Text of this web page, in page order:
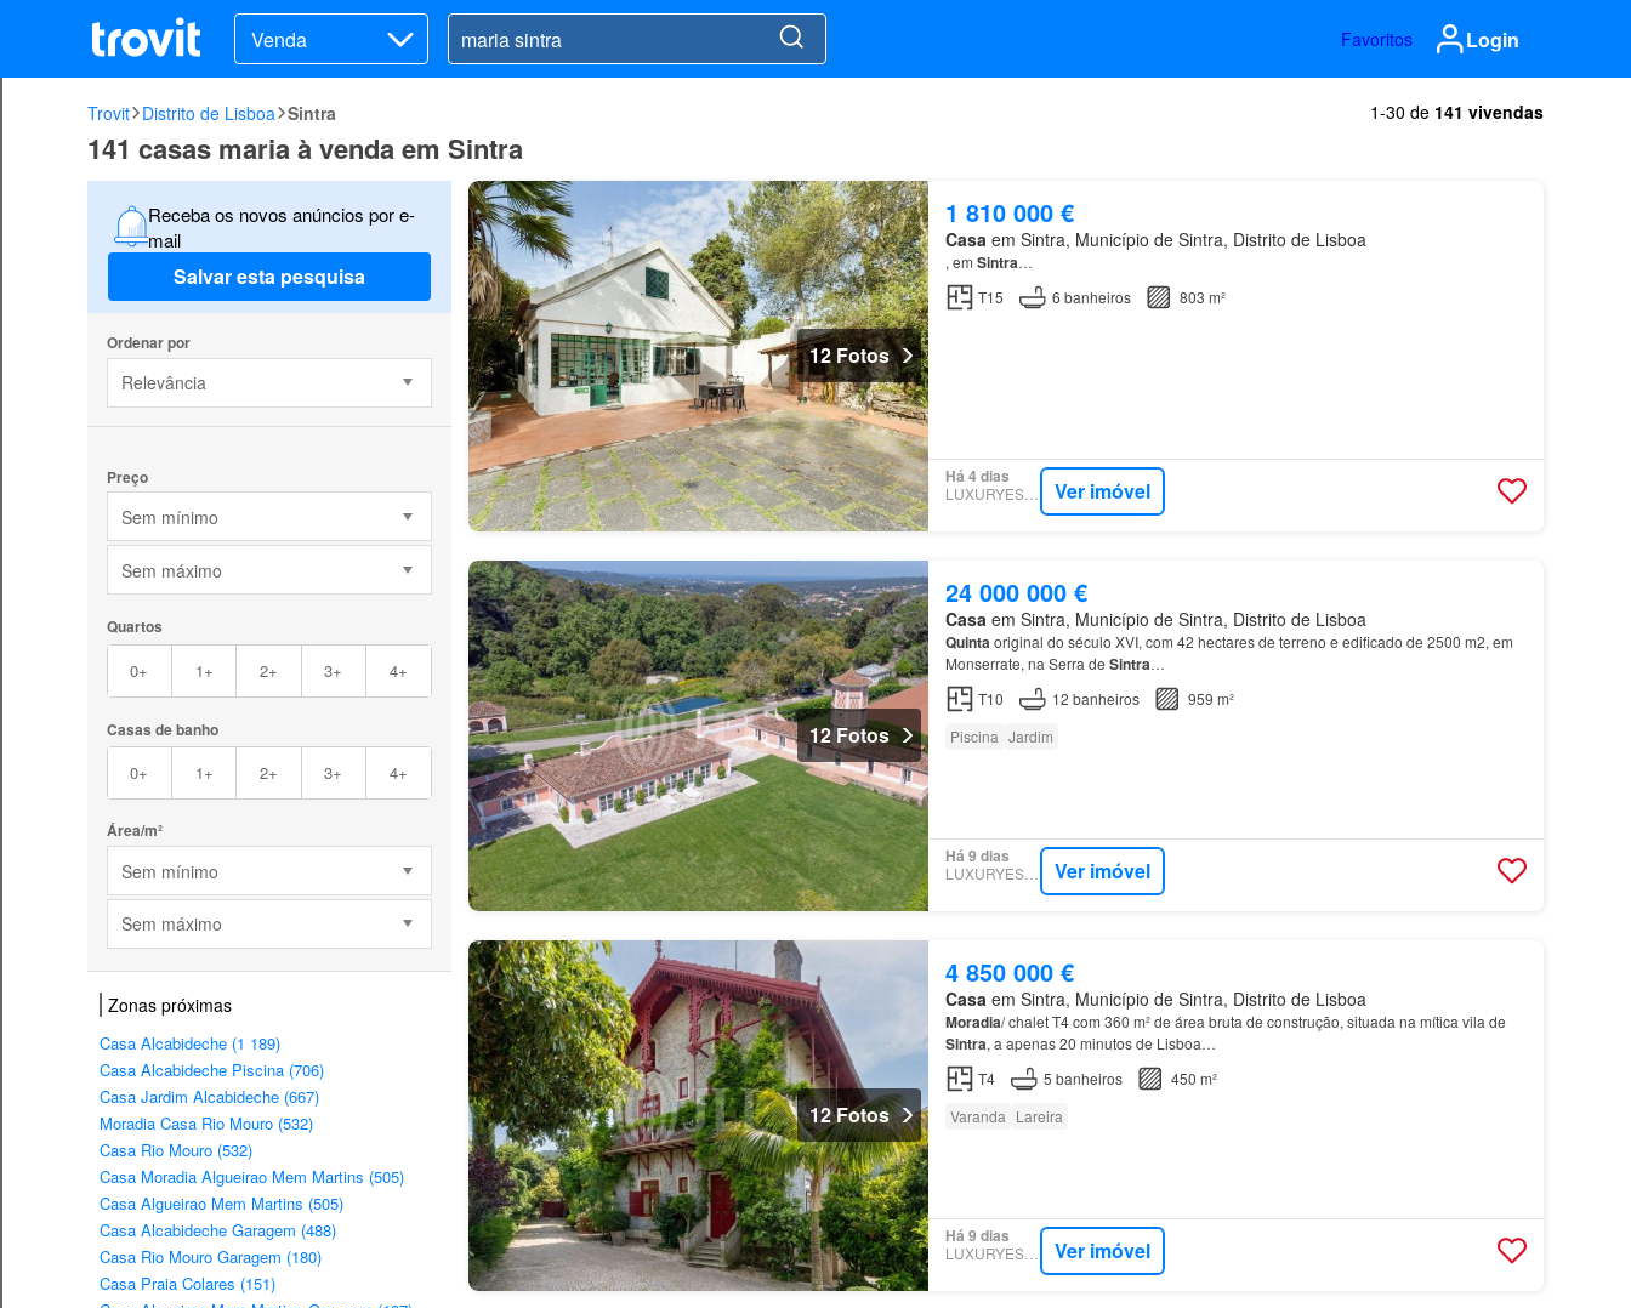
Venda Favoritos Login
Trovit Distrito de Lisboa Sintra 1-30 de 141 vivendas
141 casas maria à venda em Sintra
Receba os novos anúncios por e-
mail
Salvar esta pesquisa
Ordenar por
Relevância
Preço
Sem mínimo
Sem máximo
Quartos
0+ 1+ 2+ 3+ 4+
Casas de banho
0+ 1+ 2+ 3+ 4+
Área/m²
Sem mínimo
Sem máximo
Zonas próximas
Casa Alcabideche (1 189)
Casa Alcabideche Piscina (706)
Casa Jardim Alcabideche (667)
Moradia Casa Rio Mouro (532)
Casa Rio Mouro (532)
Casa Moradia Algueirao Mem Martins (505)
Casa Algueirao Mem Martins (505)
Casa Alcabideche Garagem (488)
Casa Rio Mouro Garagem (180)
Casa Praia Colares (151)
12 Fotos
1 810 000 €
Casaem Sintra, Município de Sintra, Distrito de Lisboa
, em Sintra…
T15
6 banheiros 803 m²
Há 4 dias
LUXURYESTATE Ver imóvel
12 Fotos
24 000 000 €
Casa em Sintra, Município de Sintra, Distrito de Lisboa
Quintaoriginal do século XVI, com 42 hectares de terreno e edificado de 2500 m2, em
Monserrate, na Serra de Sintra…
T10
12 banheiros
959 m²
Piscina Jardim
Há 9 dias
LUXURYESTATE Ver imóvel
12 Fotos
4 850 000 €
Casa em Sintra, Município de Sintra, Distrito de Lisboa
Moradia/ chalet T4 com 360 m² de área bruta de construção, situada na mítica vila de
Sintra, a apenas 20 minutos de Lisboa…
T4
5 banheiros
450 m²
Varanda Lareira
Há 9 dias
LUXURYESTATE Ver imóvel